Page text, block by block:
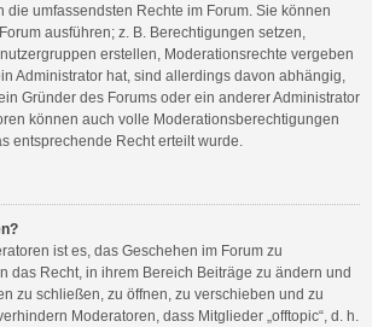
die umfassendsten Rechte im Forum. Sie können
ausführen; z. B. Berechtigungen setzen,
erstellen, Moderationsrechte vergeben
Administrator hat, sind allerdings davon abhängig,
Gründer des Forums oder ein anderer Administrator
können auch volle Moderationsberechtigungen
entsprechende Recht erteilt wurde.
ist es, das Geschehen im Forum zu
das Recht, in ihrem Bereich Beiträge zu ändern und
zu schließen, zu öffnen, zu verschieben und zu
Moderatoren, dass Mitglieder „offtopic“, d. h.